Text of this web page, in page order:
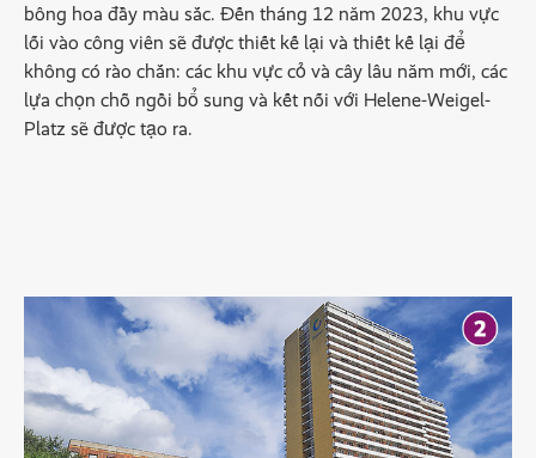
bông hoa đầy màu sắc. Đến tháng 12 năm 2023, khu vực
lối vào công viên sẽ được thiết kế lại và thiết kế lại để
không có rào chắn: các khu vực cỏ và cây lâu năm mới, các
lựa chọn chỗ ngồi bổ sung và kết nối với Helene-Weigel-
Platz sẽ được tạo ra.